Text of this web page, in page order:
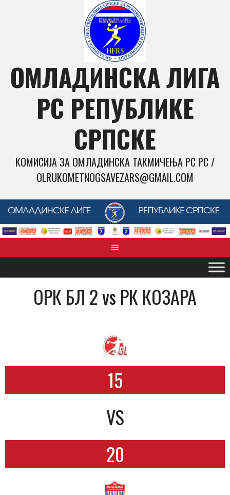
ОМЛАДИНСКА ЛИГА
РС РЕПУБЛИКЕ
СРПСКЕ
КОМИСИЈА ЗА ОМЛАДИНСКА ТАКМИЧЕЊА РС РС /
OLRUKOMETNOGSAVEZARS@GMAIL.COM
OРК БЛ 2 vs РК КОЗАРА
15
VS
20